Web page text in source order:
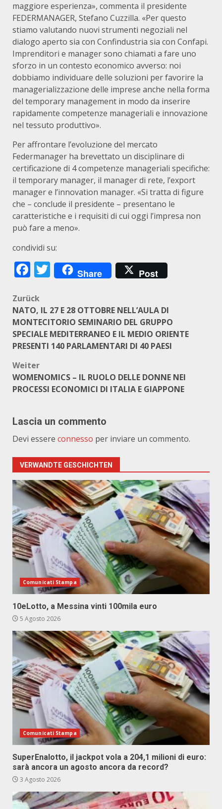
maggiore esperienza», commenta il presidente
FEDERMANAGER, Stefano Cuzzilla. «Per questo
stiamo valutando nuovi strumenti negoziali nel
dialogo aperto sia con Confindustria sia con Confapi.
Imprenditori e manager sono chiamati a fare uno
sforzo in un contesto economico avverso: noi
dobbiamo individuare delle soluzioni per favorire la
managerializzazione delle imprese anche nella forma
del temporary management in modo da inserire
rapidamente competenze manageriali e innovazione
nel tessuto produttivo».
Per affrontare l’evoluzione del mercato
Federmanager ha brevettato un disciplinare di
certificazione di 4 competenze manageriali specifiche:
il temporary manager, il manager di rete, l’export
manager e l’innovation manager. «Si tratta di figure
che – conclude il presidente – presentano le
caratteristiche e i requisiti di cui oggi l’impresa non
può fare a meno».
condividi su:
Facebook
Twitter
Share Post
Beitragsnavigation
Zurück
NATO, IL 27 E 28 OTTOBRE NELL’AULA DI
MONTECITORIO SEMINARIO DEL GRUPPO
SPECIALE MEDITERRANEO E IL MEDIO ORIENTE
PRESENTI 140 PARLAMENTARI DI 40 PAESI
Weiter
WOMENOMICS – IL RUOLO DELLE DONNE NEI
PROCESSI ECONOMICI DI ITALIA E GIAPPONE
Lascia un commento
Devi essere connesso per inviare un commento.
VERWANDTE GESCHICHTEN
Comunicati Stampa
10eLotto, a Messina vinti 100mila euro
5 Agosto 2026
Comunicati Stampa
SuperEnalotto, il jackpot vola a 204,1 milioni di euro:
sarà ancora un agosto ancora da record?
3 Agosto 2026